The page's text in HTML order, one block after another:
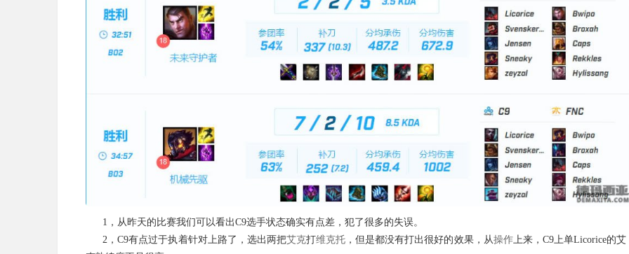
1，从昨天的比赛我们可以看出C9选手状态确实有点差，犯了很多的失误。
2，C9有点过于执着针对上路了，选出两把艾克打维克托 ，但是都没有打出很好的效果，从操作上来，C9上单Licorice的艾